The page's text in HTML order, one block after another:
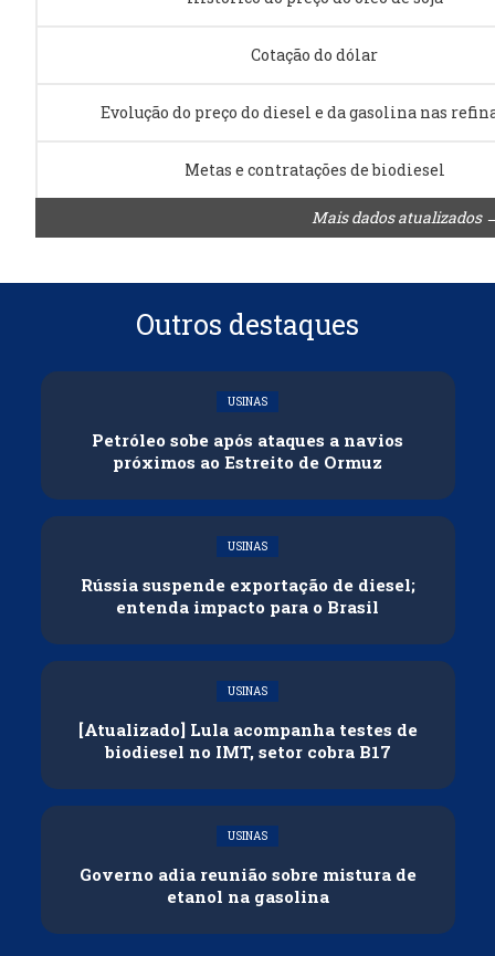
Cotação do dólar
Evolução do preço do diesel e da gasolina nas
Metas e contratações de biodiesel
Mais dados atualizados
Outros destaques
USINAS
Petróleo sobe após ataques a navios
próximos ao Estreito de Ormuz
USINAS
Rússia suspende exportação de diesel;
entenda impacto para o Brasil
USINAS
[Atualizado] Lula acompanha testes de
biodiesel no IMT, setor cobra B17
USINAS
Governo adia reunião sobre mistura de
etanol na gasolina